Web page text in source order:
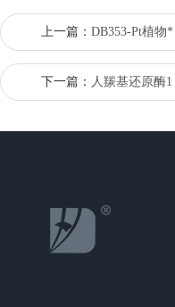
上一篇： DB353-Pt植物
下一篇： 人羰基还原酶